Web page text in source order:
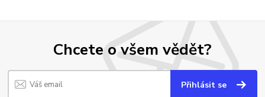
Chcete o všem vědět?
Přihlásit se